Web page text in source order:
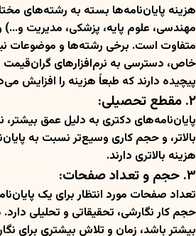
هزینه پایان‌نامه‌ها بسته به رشته‌های
مهندسی، علوم پایه، پزشکی، مدیریت
متفاوت است. برخی رشته‌ها و موضوعات
خاص، دسترسی به نرم‌افزارهای
پیچیده دارند که طبعاً هزینه را افزایش
۲. مقطع تحصیلی:
پایان‌نامه‌های دکتری به دلیل عمق بیشتر،
بالاتر، و حجم کاری وسیع‌تر نسبت به
هزینه بالاتری دارند.
۳. حجم و تعداد صفحات:
تعداد صفحات مورد انتظار برای یک
حجم کار نگارشی، تحقیقاتی و تحلیلی
بیشتر باشد، زمان و تلاش بیشتری برای